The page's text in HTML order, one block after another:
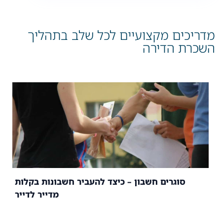
מדריכים מקצועיים לכל שלב בתהליך
השכרת הדירה
סוגרים חשבון – כיצד להעביר חשבונות בקלות
מדייר לדייר